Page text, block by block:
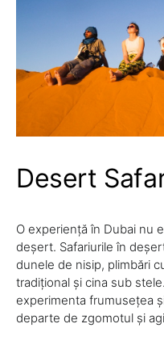
Desert
O experiență în Dubai nu
deșert. Safariurile în
dunele de nisip, plimbări
tradițional și cina sub
experimenta frumusețea
departe de zgomotul și